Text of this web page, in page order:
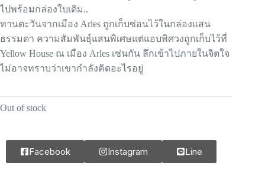
ไปพร้อมกล่องใบเดิม..
ทานตะวันจากเมือง Arles ถูกเก็บซ่อนไว้ในกล่องแสน
ธรรมดา ความสัมพันธุ์แสนพิเศษแต่แอบพิศวงถูกเก็บไว้ที่
Yellow House ณ เมือง Arles เช่นกัน ลึกเข้าไปภายในจิตใจ
ไม่อาจทราบว่าเขากำลังคิดอะไรอยู่
Out of stock
Facebook Instagram Line